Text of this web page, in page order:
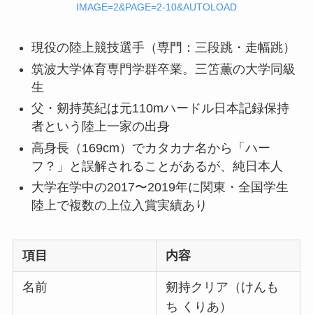
IMAGE=2&PAGE=2-10&AUTOLOAD
現役の陸上競技選手（専門：三段跳・走幅跳）
筑波大学体育専門学群卒業。三笘薫の大学同級
生
父・剱持英紀は元110mハードル日本記録保持
者という陸上一家の出身
高身長（169cm）でカタカナ名から「ハー
フ？」と誤解されることがあるが、純日本人
大学在学中の2017〜2019年に関東・全国学生
陸上で複数の上位入賞実績あり
項目 内容
名前
剱持クリア（けんも
ち くりあ）